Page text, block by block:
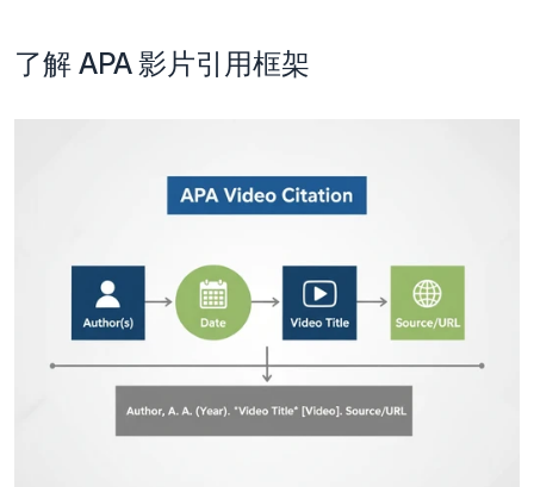
了解 APA 影片引用框架